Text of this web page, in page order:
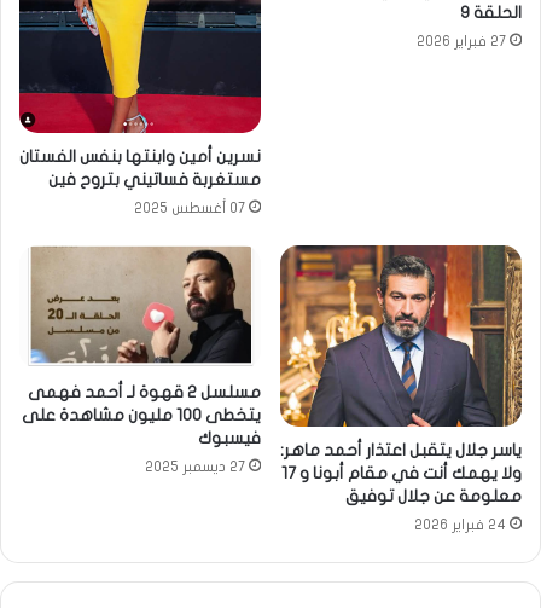
الحلقة 9
27 فبراير 2026
نسرين أمين وابنتها بنفس الفستان
مستغربة فساتيني بتروح فين
07 أغسطس 2025
ياسر جلال يتقبل اعتذار أحمد ماهر:
ولا يهمك أنت في مقام أبونا و 17
معلومة عن جلال توفيق
24 فبراير 2026
مسلسل 2 قهوة لـ أحمد فهمى
يتخطى 100 مليون مشاهدة على
فيسبوك
27 ديسمبر 2025